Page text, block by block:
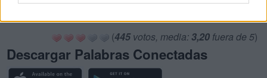
(445votos, media: 3,20 fuera de 5)
Descargar Palabras Conectadas